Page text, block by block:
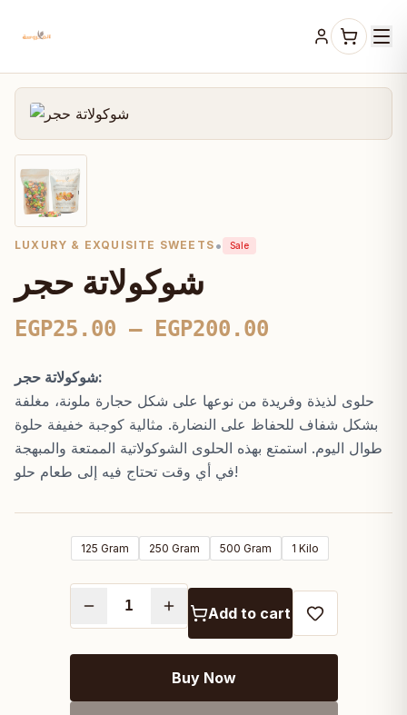
LUXURY & EXQUISITE SWEETS • Sale
شوكولاتة حجر
EGP25.00 – EGP200.00
through
EGP200.00
شوكولاتة حجر:
حلوى لذيذة وفريدة من نوعها على شكل حجارة ملونة، مغلفة
بشكل شفاف للحفاظ على النضارة. مثالية كوجبة خفيفة حلوة
طوال اليوم. استمتع بهذه الحلوى الشوكولاتية الممتعة والمبهجة
في أي وقت تحتاج فيه إلى طعام حلو!
125 Gram 250 Gram 500 Gram 1 Kilo
Add to cart
Buy Now